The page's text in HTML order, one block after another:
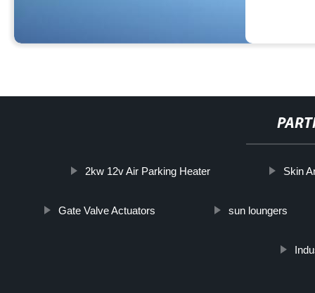
2kw 12v Air Parking Heater Skin
Gate Valve Actuators sun loungers